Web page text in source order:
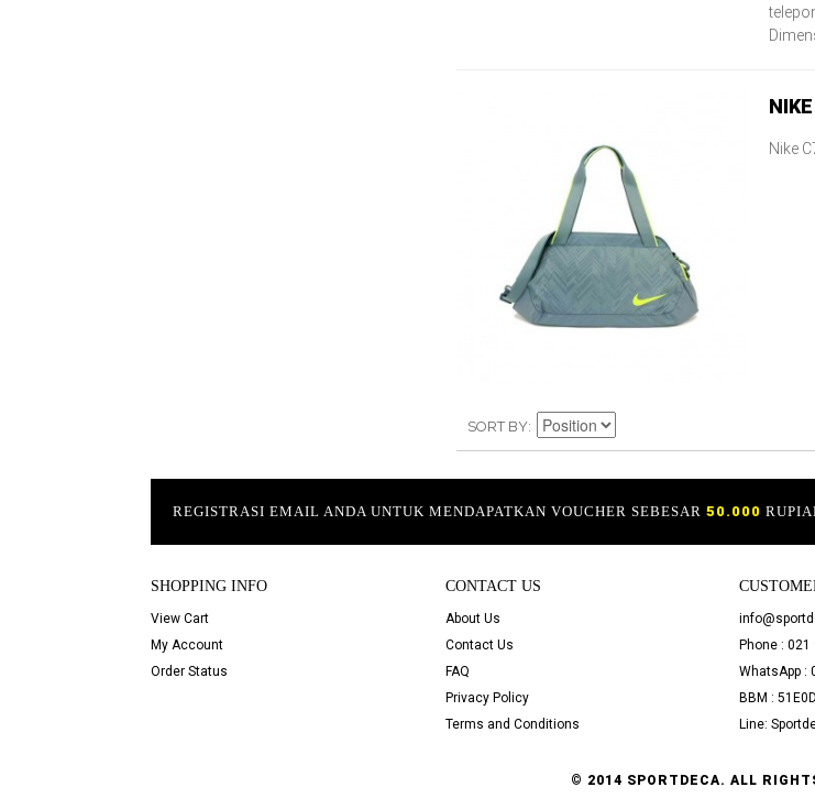
Nike
SORT BY
REGISTRASI EMAIL ANDA UNTUK MENDAPATKAN VOUCHER SEBESAR50.000
SHOPPING INFO
View Cart
My Account
Order Status
CONTACT US
About Us
Contact Us
FAQ
Privacy Policy
Terms and Conditions
Phone : 021
WhatsApp :
BBM :
Line:
© 2014 SPORTDECA. ALL